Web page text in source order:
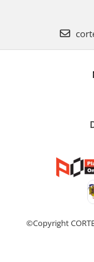
©Copyright